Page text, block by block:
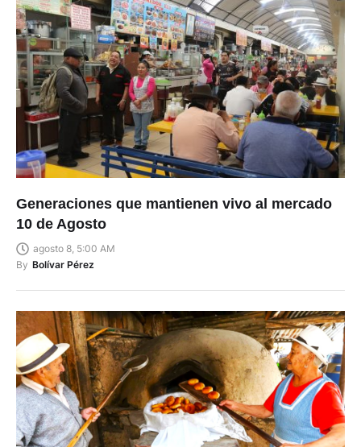
Generaciones que mantienen vivo al mercado
10 de Agosto
agosto 8, 5:00 AM
By Bolívar Pérez